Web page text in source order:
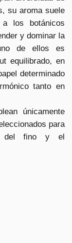
su aroma suele
los botánicos
y dominar la
de ellos es
equilibrado, en
determinado
tanto en
únicamente
para
del fino y el